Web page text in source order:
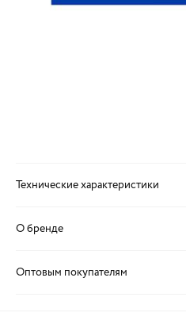
Технические характеристики
О бренде
Оптовым покупателям